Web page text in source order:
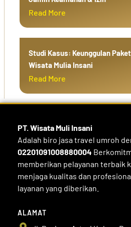
Read More
Studi Kasus: Keunggulan
Wisata Mulia Insani
Read More
PT. Wisata Muli Insani
Adalah biro jasa travel umroh
02201091008880004
memberikan pelayanan terbaik
menjaga kualitas dan
layanan yang diberikan.
ALAMAT